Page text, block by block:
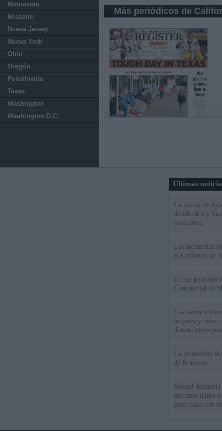
Minnesota
Missouri
Nueva Jersey
Nueva York
Ohio
Oregón
Pensilvania
Texas
Washington
Washington D.C.
Más periódicos de
Últimas
La pareja de
dividendos y
consultora
Las incógnitas
el Gobierno de
El uso personal
Comunidad de
Los vecinos
mujeres y niñas
días no
La protección
de fronteras
Meloni
mientras llama
para Italia con